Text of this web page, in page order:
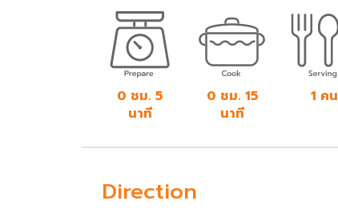
0 ชม. 5
นาที
0 ชม. 15
นาที
1 คน
Direction